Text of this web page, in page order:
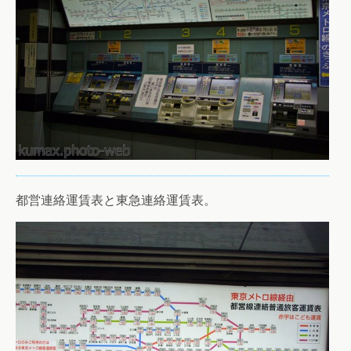
都営連絡運賃表と東急連絡運賃表。